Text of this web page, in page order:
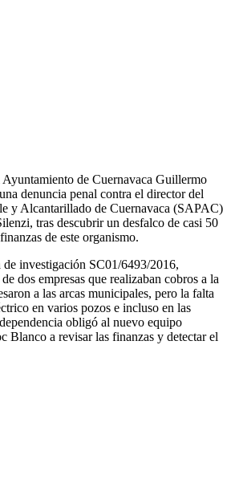
de Cuernavaca Guillermo
denuncia penal contra el director del
y Alcantarillado de Cuernavaca (SAPAC)
tras descubrir un desfalco de casi 50
de este organismo.
de investigación SC01/6493/2016,
dos empresas que realizaban cobros a la
a las arcas municipales, pero la falta
en varios pozos e incluso en las
obligó al nuevo equipo
Blanco a revisar las finanzas y detectar el